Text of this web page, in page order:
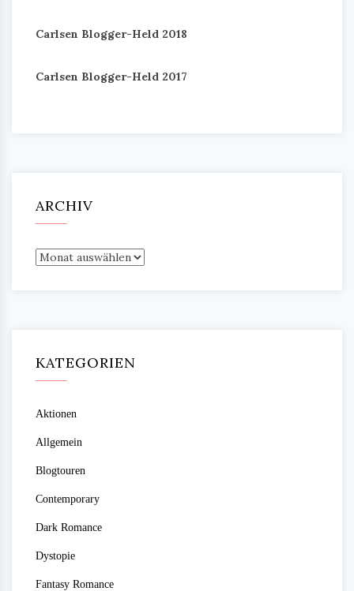
Carlsen Blogger-Held 2018
Carlsen Blogger-Held 2017
ARCHIV
Archiv
KATEGORIEN
Aktionen
Allgemein
Blogtouren
Contemporary
Dark Romance
Dystopie
Fantasy Romance